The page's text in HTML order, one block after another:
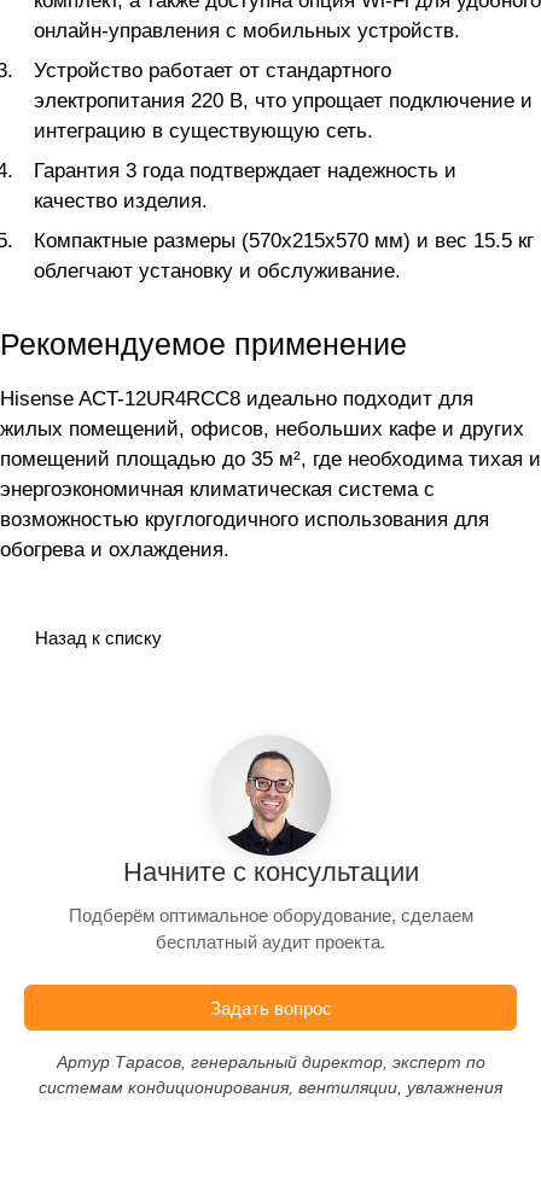
онлайн-управления с мобильных устройств.
Устройство работает от стандартного
электропитания 220 В, что упрощает подключение и
интеграцию в существующую сеть.
Гарантия 3 года подтверждает надежность и
качество изделия.
Компактные размеры (570x215x570 мм) и вес 15.5 кг
облегчают установку и обслуживание.
Рекомендуемое применение
Hisense ACT-12UR4RCC8 идеально подходит для
жилых помещений, офисов, небольших кафе и других
помещений площадью до 35 м², где необходима тихая и
энергоэкономичная климатическая система с
возможностью круглогодичного использования для
обогрева и охлаждения.
Назад к списку
Начните с консультации
Подберём оптимальное оборудование, сделаем
бесплатный аудит проекта.
Задать вопрос
Артур Тарасов, генеральный директор, эксперт по
системам кондиционирования, вентиляции, увлажнения